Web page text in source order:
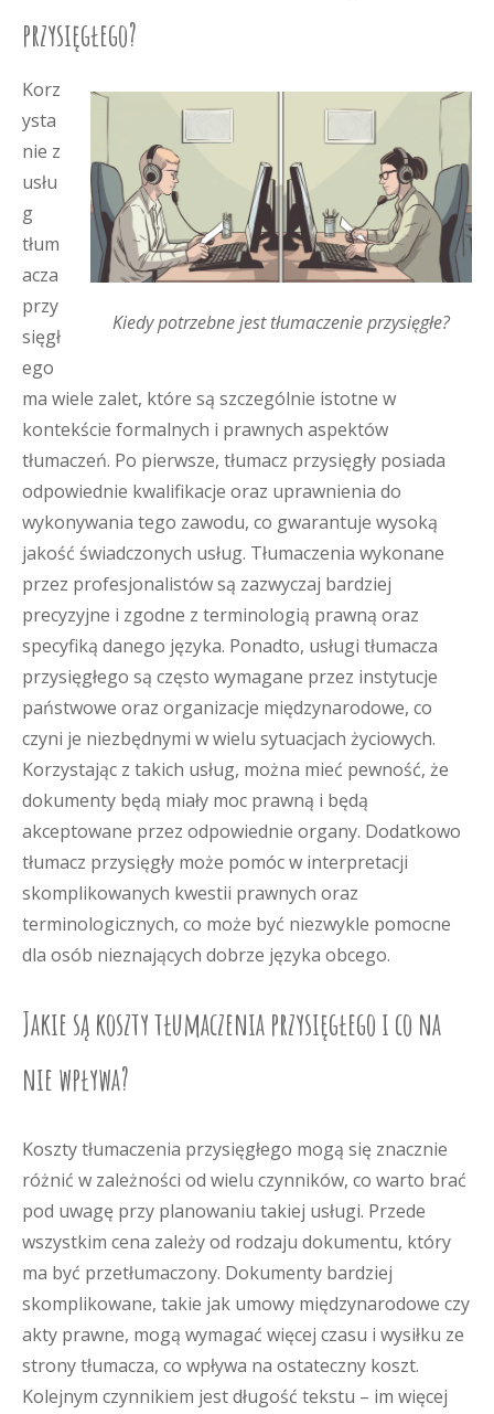
przysięgłego?
Kiedy potrzebne jest tłumaczenie przysięgłe?
Korz
ysta
nie z
usłu
g
tłum
acza
przy
sięgł
ego
ma wiele zalet, które są szczególnie istotne w
kontekście formalnych i prawnych aspektów
tłumaczeń. Po pierwsze, tłumacz przysięgły posiada
odpowiednie kwalifikacje oraz uprawnienia do
wykonywania tego zawodu, co gwarantuje wysoką
jakość świadczonych usług. Tłumaczenia wykonane
przez profesjonalistów są zazwyczaj bardziej
precyzyjne i zgodne z terminologią prawną oraz
specyfiką danego języka. Ponadto, usługi tłumacza
przysięgłego są często wymagane przez instytucje
państwowe oraz organizacje międzynarodowe, co
czyni je niezbędnymi w wielu sytuacjach życiowych.
Korzystając z takich usług, można mieć pewność, że
dokumenty będą miały moc prawną i będą
akceptowane przez odpowiednie organy. Dodatkowo
tłumacz przysięgły może pomóc w interpretacji
skomplikowanych kwestii prawnych oraz
terminologicznych, co może być niezwykle pomocne
dla osób nieznających dobrze języka obcego.
Jakie są koszty tłumaczenia przysięgłego i co na
nie wpływa?
Koszty tłumaczenia przysięgłego mogą się znacznie
różnić w zależności od wielu czynników, co warto brać
pod uwagę przy planowaniu takiej usługi. Przede
wszystkim cena zależy od rodzaju dokumentu, który
ma być przetłumaczony. Dokumenty bardziej
skomplikowane, takie jak umowy międzynarodowe czy
akty prawne, mogą wymagać więcej czasu i wysiłku ze
strony tłumacza, co wpływa na ostateczny koszt.
Kolejnym czynnikiem jest długość tekstu – im więcej